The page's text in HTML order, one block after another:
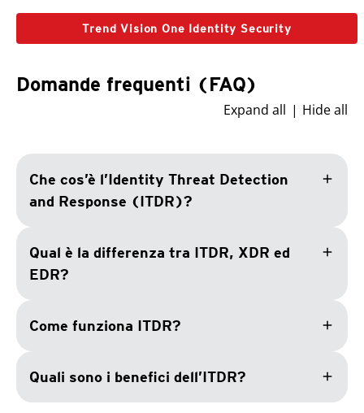
Trend Vision One Identity Security
Domande frequenti (FAQ)
Expand all Hide all
Che cos’è l’Identity Threat Detection
and Response (ITDR)?
add
Qual è la differenza tra ITDR, XDR ed
EDR?
add
Come funziona ITDR? add
Quali sono i benefici dell’ITDR? add